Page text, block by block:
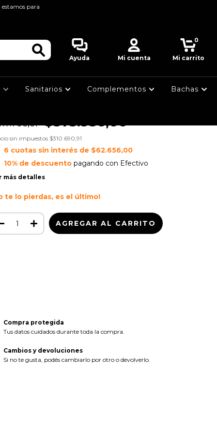
estamos para
Ayuda Mi cuenta Mi carrito
0
Sanitarios Complementos Bachas
FV LIBBY
$375.936,00
sin impuestos $310.690,91
6 cuotas sin interés de $62.656,00
10% de descuentopagando con Efectivo
más detalles
te lo pierdas, es el último!
Compra protegida
Tus datos cuidados durante toda la compra.
Cambios y devoluciones
Si no te gusta, podés cambiarlo por otro o devolverlo.